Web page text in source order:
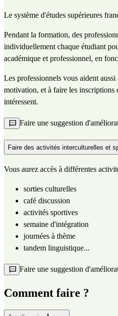
Le système d'études supérieures
Pendant la formation, des
individuellement chaque étudiant
académique et professionnel, en
Les professionnels vous aident
motivation, et à faire les inscriptions
intéressent.
Faire une suggestion
Faire des activités interculturelles et
Vous aurez accès à différentes
sorties culturelles
café discussion
activités sportives
semaine d'intégration
journées à thème
tandem linguistique...
Faire une suggestion
Comment faire ?